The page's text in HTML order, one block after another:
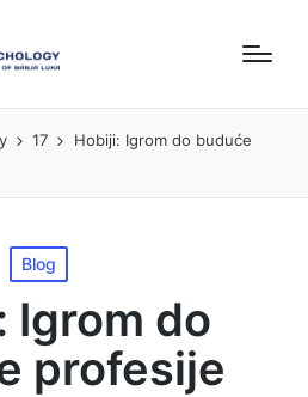
17
Hobiji: Igrom do buduće
Posted
in
Blog
Igrom do
profesije